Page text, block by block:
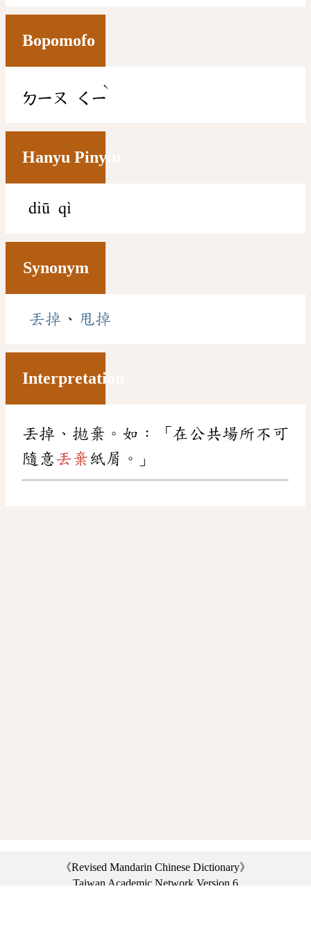
Bopomofo
ㄉㄧㄡ ㄑㄧ
ˋ
Hanyu Pinyin
diū qì
Synonym
丟掉 、 甩掉
Interpretation
丟掉、拋棄。如：「在公共場所不可
隨意丟棄紙屑。」
《Revised Mandarin Chinese Dictionary》
Taiwan Academic Network Version 6